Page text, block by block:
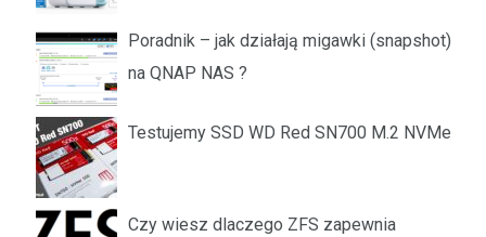
Poradnik – jak działają migawki (snapshot)
na QNAP NAS ?
Testujemy SSD WD Red SN700 M.2 NVMe
Czy wiesz dlaczego ZFS zapewnia